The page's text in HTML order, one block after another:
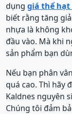
dụng giá thể hạt
biết rằng tăng
nhựa là không
đầu vào. Mà khi
sản phẩm bạn
Nếu bạn phân
quá cao. Thì hãy
Kaldnes nguyên
Chúng tôi đảm